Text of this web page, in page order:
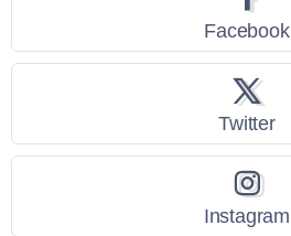
Facebook
Twitter
Instagram